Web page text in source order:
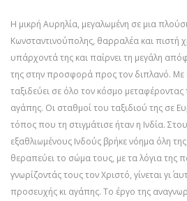
Η μικρή Aυρηλία, μεγαλωμένη σε μια
Κωνσταντινούπολης, θαρραλέα και πιστή
υπάρχοντά της και παίρνει τη μεγάλη
της στην προσφορά προς τον διπλανό. Με
ταξιδεύει σε όλο τον κόσμο
αγάπης. Οι σταθμοί του ταξιδιού της σε
τόπος που τη στιγμάτισε ήταν η Ινδία.
εξαθλιωμένους Ινδούς βρήκε νόημα όλη
θεραπεύει το σώμα τους, με τα λόγια της
γνωρίζοντάς τους τον Χριστό, γίνεται γι΄
προσευχής κι αγάπης. Το έργο της